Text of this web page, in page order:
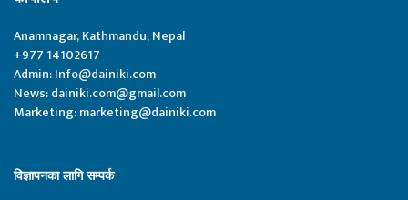
Anamnagar, Kathmandu, Nepal
+977 14102617
Admin:Info@dainiki.com
News:dainiki.com@gmail.com
Marketing:marketing@dainiki.com
विज्ञापनका लागि सम्पर्क